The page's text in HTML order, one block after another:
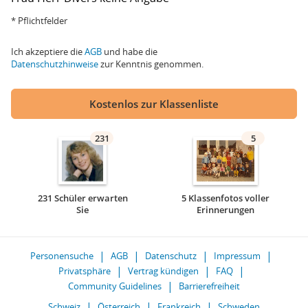
* Pflichtfelder
Ich akzeptiere dieAGB und habe die
Datenschutzhinweisezur Kenntnis genommen.
Kostenlos zur Klassenliste
231
231 Schüler erwarten
Sie
5
5 Klassenfotos voller
Erinnerungen
Personensuche AGB Datenschutz
Impressum
Privatsphäre
Vertrag kündigen
FAQ
Community Guidelines
Barrierefreiheit